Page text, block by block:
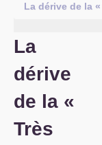
Internationale
S’organiser
Comprendre...
Vie du site
La dérive de la «
La
dérive
de la «
Très